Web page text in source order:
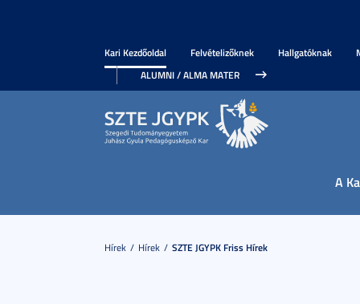
Kari Kezdőoldal Felvételizőknek Hallgatóknak
ALUMNI / ALMA MATER
A
Hírek Hírek SZTE JGYPK Friss Hírek